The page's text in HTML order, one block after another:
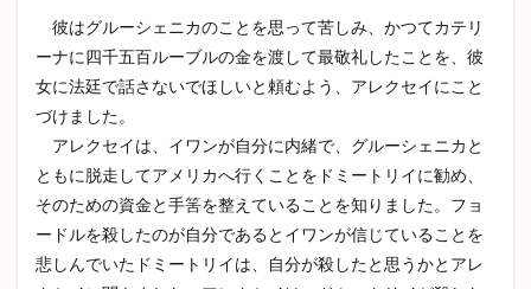
彼はグルーシェニカのことを思って苦しみ、かつてカテリ
ーナに四千五百ルーブルの金を渡して最敬礼したことを、彼
女に法廷で話さないでほしいと頼むよう、アレクセイにこと
づけました。
アレクセイは、イワンが自分に内緒で、グルーシェニカと
ともに脱走してアメリカへ行くことをドミートリイに勧め、
そのための資金と手筈を整えていることを知りました。フョ
ードルを殺したのが自分であるとイワンが信じていることを
悲しんでいたドミートリイは、自分が殺したと思うかとアレ